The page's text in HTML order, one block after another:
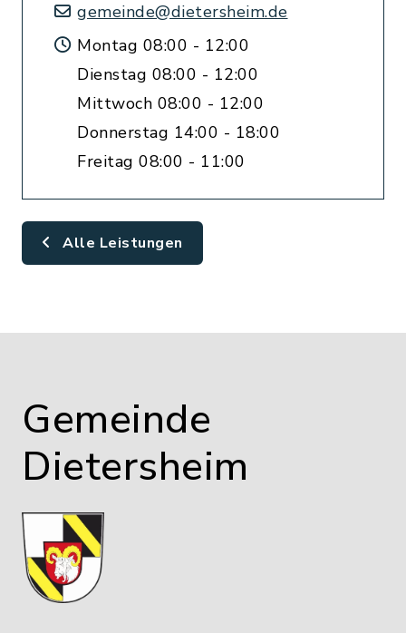
gemeinde@dietersheim.de
Montag 08:00 - 12:00
Dienstag 08:00 - 12:00
Mittwoch 08:00 - 12:00
Donnerstag 14:00 - 18:00
Freitag 08:00 - 11:00
Alle Leistungen
Gemeinde
Dietersheim